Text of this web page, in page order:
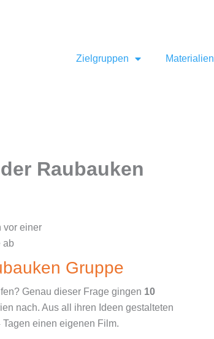
Zielgruppen Materialien
Raubauken
Gruppe
Genau dieser Frage gingen 10
nach. Aus all ihren Ideen gestalteten
einen eigenen Film.